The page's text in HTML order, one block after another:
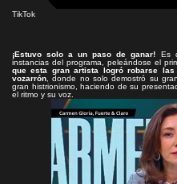
TikTok
¡Estuvo solo a un paso de ganar! Es
instancias del programa, peleándose el
que esta gran artista logró robarse
vozarrón , donde no solo demostró su
gran histrionismo, haciendo de su
el ritmo y su voz.